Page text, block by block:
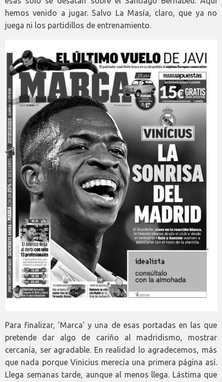
hemos venido a jugar. Salvo La Masía, claro, que ya no
juega ni los partidillos de entrenamiento.
Para finalizar, 'Marca' y una de esas portadas en las que
pretende dar algo de cariño al madridismo, mostrar
cercanía, ser agradable. En realidad lo agradecemos, más
que nada porque Vinicius merecía una primera página así.
Llega semanas tarde, aunque al menos llega. Lástima que